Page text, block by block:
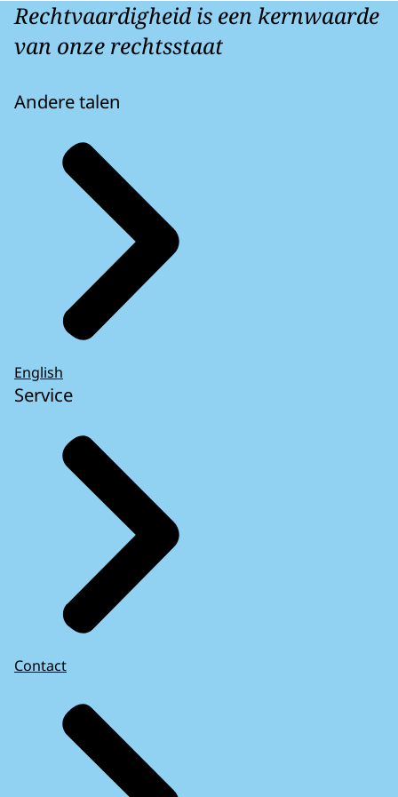
Rechtvaardigheid is een kernwaarde
van onze rechtsstaat
Andere talen
English
Service
Contact